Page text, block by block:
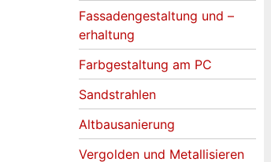
Fassadengestaltung und –
erhaltung
Farbgestaltung am PC
Sandstrahlen
Altbausanierung
Vergolden und Metallisieren